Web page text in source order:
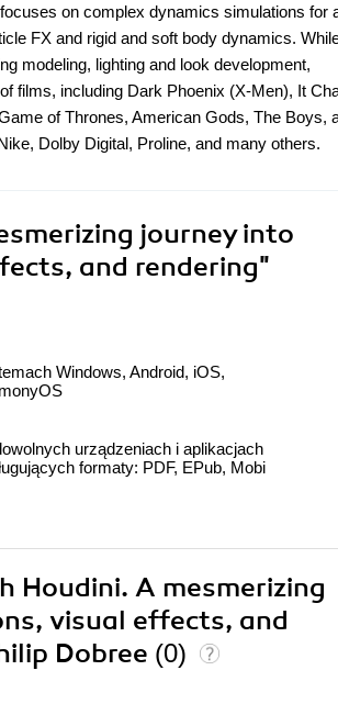
on complex dynamics simulations for
FX and rigid and soft body dynamics.
modeling, lighting and look development,
films, including Dark Phoenix (X-Men), It
of Thrones, American Gods, The Boys,
Dolby Digital, Proline, and many others.
journey into
and rendering"
Windows, Android, iOS,
urządzeniach i aplikacjach
formaty: PDF, EPub, Mobi
Houdini. A mesmerizing
visual effects, and
Dobree (0)